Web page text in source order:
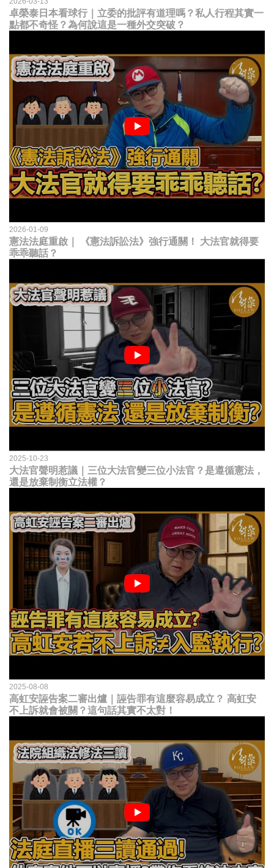
卓榮泰日本看球行｜立委的批評有道理嗎？私人行程其實一
點都不奇怪？為何說這是一種外交突破？
2026-01-09
憲法法庭重啟｜ 《憲法訴訟法》強行通關！ 大法官就得要
乖乖聽話？
2025-10-23
大法官聲明惹議｜三位大法官變三位小法官？是遵循憲法，
還是放棄制衡立法權？
2025-08-08
高虹安誣告案二審出爐｜誣告罪有這麼容易成立？ 高虹安
不上訴就會被關？這句話其實不太對！